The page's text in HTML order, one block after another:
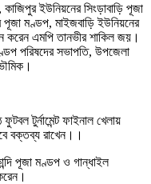
ইউনিয়নের সিংড়াবাড়ি পূজা
পূজা মণ্ডপ, মাইজবাড়ি ইউনিয়নের
করেন এমপি তানভীর শাকিল জয়।
পরিষদের সভাপতি, উপজেলা
টুর্নামেন্ট ফাইনাল খেলায়
বক্তব্য রাখেন।।
পূজা মণ্ডপ ও গান্ধাইল